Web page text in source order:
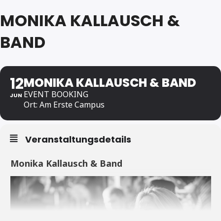
MONIKA KALLAUSCH &
BAND
12
JUN
MONIKA KALLAUSCH & BAND
EVENT BOOKING
Ort: Am Erste Campus
Veranstaltungsdetails
Monika Kallausch & Band